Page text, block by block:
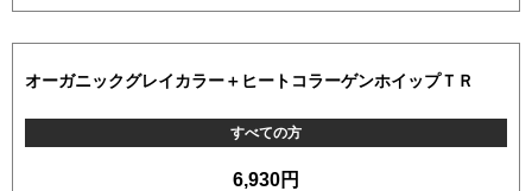
オーガニックグレイカラー＋ヒートコラーゲンホイップＴＲ
すべての方
6,930円